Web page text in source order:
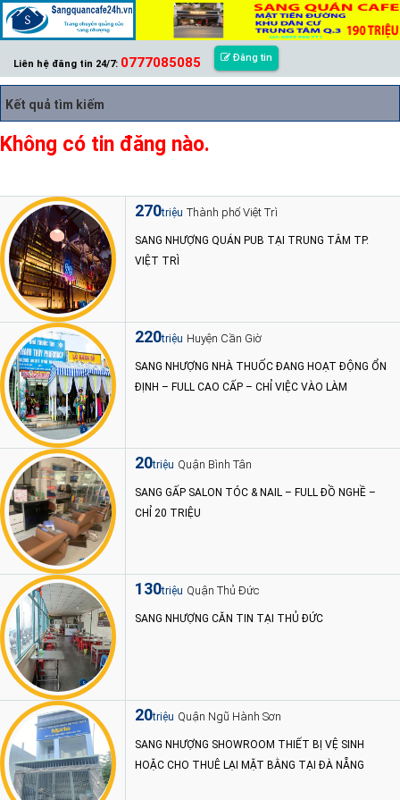
Liên hệ đăng tin 24/7: 0777085085 Đăng tin
Kết quả tìm kiếm
Không có tin đăng nào.
270triệu Thành phố Việt Trì
SANG NHƯỢNG QUÁN PUB TẠI TRUNG TÂM TP.
VIỆT TRÌ
220triệu Huyện Cần Giờ
SANG NHƯỢNG NHÀ THUỐC ĐANG HOẠT ĐỘNG ỔN
ĐỊNH – FULL CAO CẤP – CHỈ VIỆC VÀO LÀM
20triệu Quận Bình Tân
SANG GẤP SALON TÓC & NAIL – FULL ĐỒ NGHỀ –
CHỈ 20 TRIỆU
130triệu Quận Thủ Đức
SANG NHƯỢNG CĂN TIN TẠI THỦ ĐỨC
20triệu Quận Ngũ Hành Sơn
SANG NHƯỢNG SHOWROOM THIẾT BỊ VỆ SINH
HOẶC CHO THUÊ LẠI MẶT BẰNG TẠI ĐÀ NẴNG